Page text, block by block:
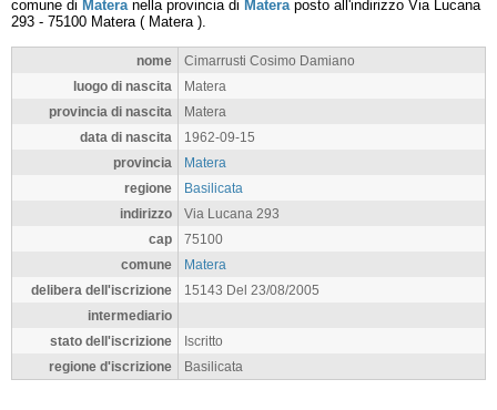
comune di Materanella provincia di Materaposto all'indirizzo Via Lucana
293 - 75100 Matera( Matera).
nome
Cimarrusti Cosimo Damiano
luogo di nascita
Matera
provincia di nascita
Matera
data di nascita
1962-09-15
provincia
Matera
regione
Basilicata
indirizzo
Via Lucana 293
cap
75100
comune
Matera
delibera dell'iscrizione
15143 Del 23/08/2005
intermediario
stato dell'iscrizione
Iscritto
regione d'iscrizione
Basilicata